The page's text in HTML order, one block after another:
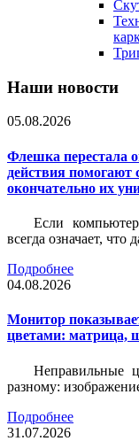
Наши новости
05.08.2026
Флешка перестала
действия помогают
окончательно их
Если
всегда означает, что
Подробнее
04.08.2026
Монитор
цветами: матрица,
Неправильные
разному:
Подробнее
31.07.2026